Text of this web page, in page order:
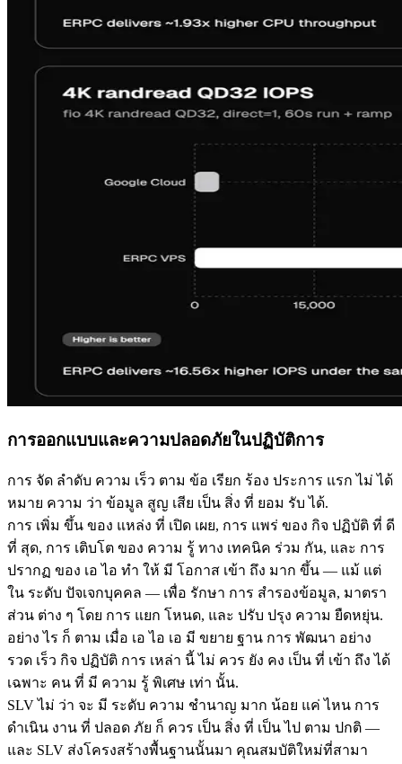
การออกแบบและความปลอดภัยในปฏิบัติการ
การ จัด ลําดับ ความ เร็ว ตาม ข้อ เรียก ร้อง ประการ แรก ไม่ ได้
หมาย ความ ว่า ข้อมูล สูญ เสีย เป็น สิ่ง ที่ ยอม รับ ได้.
การ เพิ่ม ขึ้น ของ แหล่ง ที่ เปิด เผย, การ แพร่ ของ กิจ ปฏิบัติ ที่ ดี
ที่ สุด, การ เติบโต ของ ความ รู้ ทาง เทคนิค ร่วม กัน, และ การ
ปรากฏ ของ เอ ไอ ทํา ให้ มี โอกาส เข้า ถึง มาก ขึ้น — แม้ แต่
ใน ระดับ ปัจเจกบุคคล — เพื่อ รักษา การ สํารองข้อมูล, มาตรา
ส่วน ต่าง ๆ โดย การ แยก โหนด, และ ปรับ ปรุง ความ ยืดหยุ่น.
อย่าง ไร ก็ ตาม เมื่อ เอ ไอ เอ มี ขยาย ฐาน การ พัฒนา อย่าง
รวด เร็ว กิจ ปฏิบัติ การ เหล่า นี้ ไม่ ควร ยัง คง เป็น ที่ เข้า ถึง ได้
เฉพาะ คน ที่ มี ความ รู้ พิเศษ เท่า นั้น.
SLV ไม่ ว่า จะ มี ระดับ ความ ชํานาญ มาก น้อย แค่ ไหน การ
ดําเนิน งาน ที่ ปลอด ภัย ก็ ควร เป็น สิ่ง ที่ เป็น ไป ตาม ปกติ —
และ SLV ส่งโครงสร้างพื้นฐานนั้นมา คุณสมบัติใหม่ที่สามา